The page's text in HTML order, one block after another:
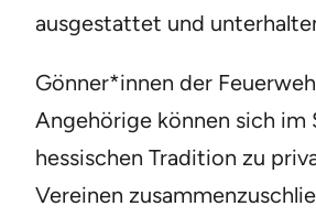
ausgestattet und
Gönner*innen der
Angehörige können sich im
hessischen Tradition zu
Vereinen